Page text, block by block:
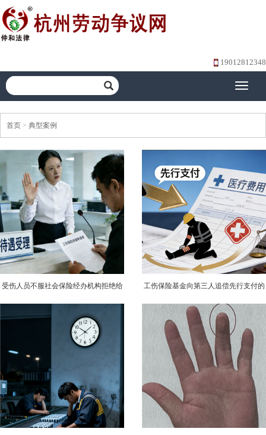
19012812348
Toggle
首页 > 典型案例
受伤人员不服社会保险经办机构拒绝给 工伤保险基金向第三人追偿先行支付的
工伤医疗费用